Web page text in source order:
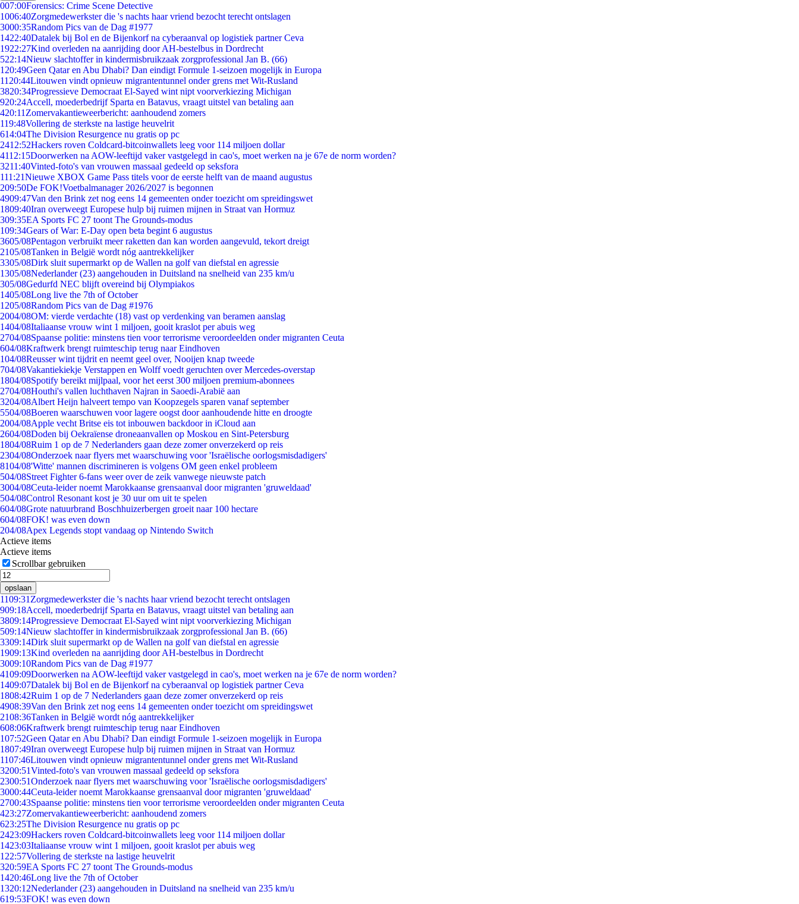
007:00Forensics: Crime Scene Detective
1006:40Zorgmedewerkster die 's nachts haar vriend bezocht terecht ontslagen
3000:35Random Pics van de Dag #1977
1422:40Datalek bij Bol en de Bijenkorf na cyberaanval op logistiek partner Ceva
1922:27Kind overleden na aanrijding door AH-bestelbus in Dordrecht
522:14Nieuw slachtoffer in kindermisbruikzaak zorgprofessional Jan B. (66)
1 20:49Geen Qatar en Abu Dhabi? Dan eindigt Formule 1-seizoen mogelijk in Europa
11 20:44Litouwen vindt opnieuw migrantentunnel onder grens met Wit-Rusland
3820:34Progressieve Democraat El-Sayed wint nipt voorverkiezing Michigan
920:24Accell, moederbedrijf Sparta en Batavus, vraagt uitstel van betaling aan
420:11 Zomervakantieweerbericht: aanhoudend zomers
119:48Vollering de sterkste na lastige heuvelrit
614:04The Division Resurgence nu gratis op pc
2412:52Hackers roven Coldcard-bitcoinwallets leeg voor 114 miljoen dollar
4112:15Doorwerken na AOW-leeftijd vaker vastgelegd in cao's, moet werken na je 67e de norm worden?
3211:40Vinted-foto's van vrouwen massaal gedeeld op seksfora
111:21Nieuwe XBOX Game Pass titels voor de eerste helft van de maand augustus
209:50De FOK!Voetbalmanager 2026/2027 is begonnen
4909:47Van den Brink zet nog eens 14 gemeenten onder toezicht om spreidingswet
1809:40Iran overweegt Europese hulp bij ruimen mijnen in Straat van Hormuz
309:35EA Sports FC 27 toont The Grounds-modus
109:34Gears of War: E-Day open beta begint 6 augustus
3605/08Pentagon verbruikt meer raketten dan kan worden aangevuld, tekort dreigt
2105/08Tanken in België wordt nóg aantrekkelijker
3305/08Dirk sluit supermarkt op de Wallen na golf van diefstal en agressie
1305/08Nederlander (23) aangehouden in Duitsland na snelheid van 235 km/u
305/08Gedurfd NEC blijft overeind bij Olympiakos
1405/08Long live the 7th of October
1205/08Random Pics van de Dag #1976
2004/08OM: vierde verdachte (18) vast op verdenking van beramen aanslag
1404/08Italiaanse vrouw wint 1 miljoen, gooit kraslot per abuis weg
2704/08Spaanse politie: minstens tien voor terrorisme veroordeelden onder migranten Ceuta
604/08Kraftwerk brengt ruimteschip terug naar Eindhoven
104/08Reusser wint tijdrit en neemt geel over, Nooijen knap tweede
704/08Vakantiekiekje Verstappen en Wolff voedt geruchten over Mercedes-overstap
1804/08Spotify bereikt mijlpaal, voor het eerst 300 miljoen premium-abonnees
2704/08Houthi's vallen luchthaven Najran in Saoedi-Arabië aan
3204/08Albert Heijn halveert tempo van Koopzegels sparen vanaf september
5504/08Boeren waarschuwen voor lagere oogst door aanhoudende hitte en droogte
2004/08Apple vecht Britse eis tot inbouwen backdoor in iCloud aan
2604/08Doden bij Oekraïense droneaanvallen op Moskou en Sint-Petersburg
1804/08Ruim 1 op de 7 Nederlanders gaan deze zomer onverzekerd op reis
2304/08Onderzoek naar flyers met waarschuwing voor 'Israëlische oorlogsmisdadigers'
8104/08'Witte' mannen discrimineren is volgens OM geen enkel probleem
504/08Street Fighter 6-fans weer over de zeik vanwege nieuwste patch
3004/08Ceuta-leider noemt Marokkaanse grensaanval door migranten 'gruweldaad'
504/08Control Resonant kost je 30 uur om uit te spelen
604/08Grote natuurbrand Boschhuizerbergen groeit naar 100 hectare
604/08FOK! was even down
204/08Apex Legends stopt vandaag op Nintendo Switch
Actieve items
Actieve items
Scrollbar gebruiken
opslaan
1109:31 Zorgmedewerkster die 's nachts haar vriend bezocht terecht ontslagen
909:18Accell, moederbedrijf Sparta en Batavus, vraagt uitstel van betaling aan
3809:14Progressieve Democraat El-Sayed wint nipt voorverkiezing Michigan
509:14Nieuw slachtoffer in kindermisbruikzaak zorgprofessional Jan B. (66)
3309:14Dirk sluit supermarkt op de Wallen na golf van diefstal en agressie
1909:13Kind overleden na aanrijding door AH-bestelbus in Dordrecht
3009:10Random Pics van de Dag #1977
4109:09Doorwerken na AOW-leeftijd vaker vastgelegd in cao's, moet werken na je 67e de norm worden?
1409:07Datalek bij Bol en de Bijenkorf na cyberaanval op logistiek partner Ceva
1808:42Ruim 1 op de 7 Nederlanders gaan deze zomer onverzekerd op reis
4908:39Van den Brink zet nog eens 14 gemeenten onder toezicht om spreidingswet
2108:36Tanken in België wordt nóg aantrekkelijker
608:06Kraftwerk brengt ruimteschip terug naar Eindhoven
107:52Geen Qatar en Abu Dhabi? Dan eindigt Formule 1-seizoen mogelijk in Europa
1807:49Iran overweegt Europese hulp bij ruimen mijnen in Straat van Hormuz
1107:46Litouwen vindt opnieuw migrantentunnel onder grens met Wit-Rusland
3200:51Vinted-foto's van vrouwen massaal gedeeld op seksfora
2300:51Onderzoek naar flyers met waarschuwing voor 'Israëlische oorlogsmisdadigers'
3000:44Ceuta-leider noemt Marokkaanse grensaanval door migranten 'gruweldaad'
2700:43Spaanse politie: minstens tien voor terrorisme veroordeelden onder migranten Ceuta
423:27Zomervakantieweerbericht: aanhoudend zomers
623:25The Division Resurgence nu gratis op pc
2423:09Hackers roven Coldcard-bitcoinwallets leeg voor 114 miljoen dollar
1423:03Italiaanse vrouw wint 1 miljoen, gooit kraslot per abuis weg
1 22:57Vollering de sterkste na lastige heuvelrit
320:59EA Sports FC 27 toont The Grounds-modus
1420:46Long live the 7th of October
1320:12Nederlander (23) aangehouden in Duitsland na snelheid van 235 km/u
619:53FOK! was even down